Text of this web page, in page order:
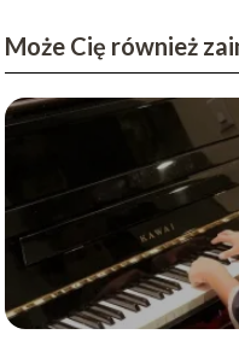
Może Cię również